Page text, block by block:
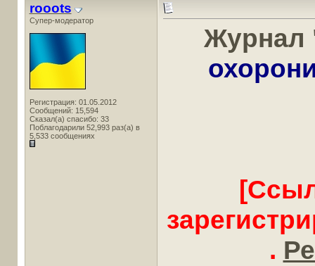
rooots
Супер-модератор
Регистрация: 01.05.2012
Сообщений: 15,594
Сказал(а) спасибо: 33
Поблагодарили 52,993 раз(а) в
5,533 сообщениях
Журнал
.